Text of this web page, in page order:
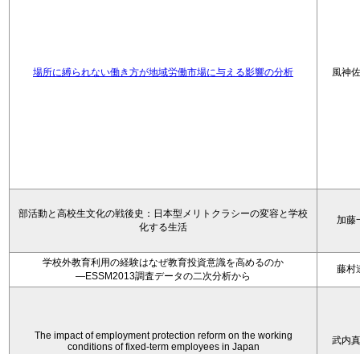
場所に縛られない働き方が地域労働市場に与える影響の分析 風神
部活動と高校生文化の戦後史：日本型メリトクラシーの変容と学校
化する生活
加藤
学校外教育利用の経験はなぜ教育投資意識を高めるのか
―ESSM2013調査データの二次分析から
藤村
The impact of employment protection reform on the working
conditions of fixed-term employees in Japan
武内